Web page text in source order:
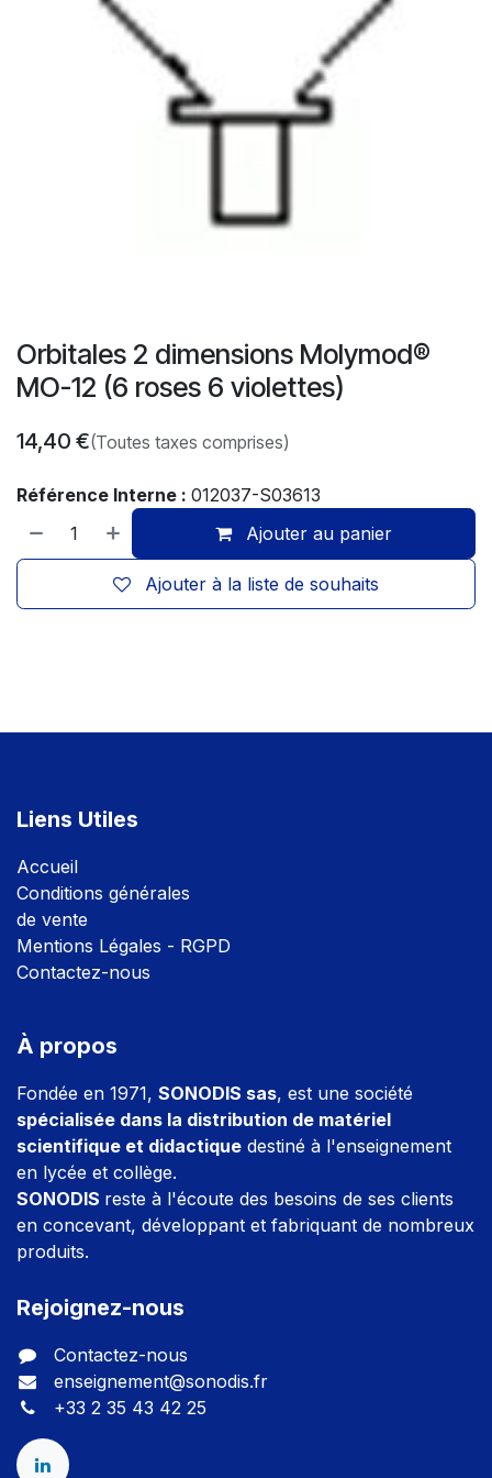
Orbitales 2 dimensions Molymod®
MO-12 (6 roses 6 violettes)
14,40 €(Toutes taxes comprises)
Référence Interne : 012037-S03613
Ajouter au panier
Ajouter à la liste de souhaits
Liens Utiles
Accueil
Conditions générales
de vente
Mentions Légales - RGPD
Contactez-nous
À propos
Fondée en 1971, SONODIS sas, est une société
spécialisée dans la distribution de matériel
scientifique et didactique destiné à l'enseignement
en lycée et collège.
SONODIS reste à l'écoute des besoins de ses clients
en concevant, développant et fabriquant de nombreux
produits.
Rejoignez-nous
Contactez-nous
enseignement@sonodis.fr
+33 2 35 43 42 25